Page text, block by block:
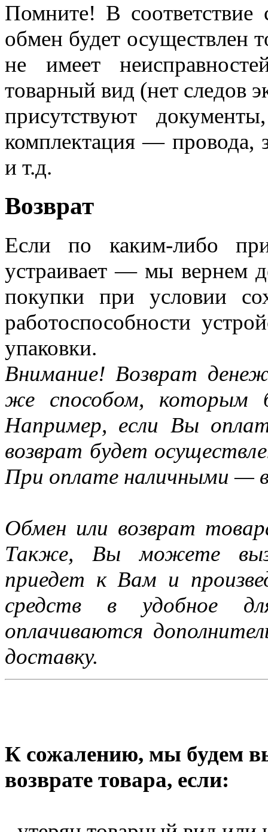
Помните! В соответствие
обмен будет осуществлен
не имеет
товарный вид (нет следов
присутствуют
комплектация — провода,
и т.д.
Возврат
Если по каким-либо
устраивает — мы вернем
покупки при условии
работоспособности
упаковки.
Внимание! Возврат
же способом, которым
Например, если Вы
возврат будет
При оплате наличными —
Обмен или возврат
Также, Вы можете
приедет к Вам и
средств в удобное
оплачиваются
доставку.
К сожалению, мы будем
возврате товара, если: